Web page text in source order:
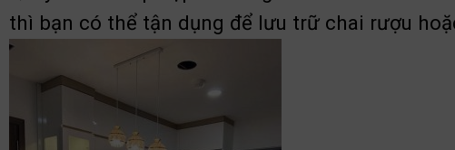
thì bạn có thể tận dụng để lưu trữ chai rượu